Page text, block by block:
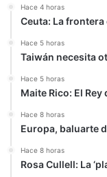
Hace 4 horas
Ceuta: La
Hace 5 horas
Taiwán necesita
Hace 5 horas
Maite Rico: El
Hace 8 horas
Europa, baluarte
Hace 8 horas
Rosa Cullell: La